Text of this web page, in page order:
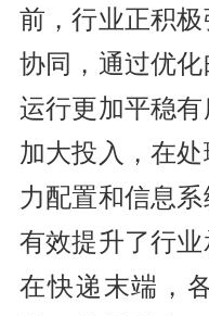
前，行业正积
协同，通过优
运行更加平稳
加大投入，在
力配置和信息
有效提升了行业
在快递末端，